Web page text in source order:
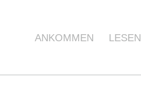
ANKOMMEN LESEN